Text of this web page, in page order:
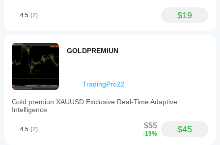
4.5 (2) $19
GOLDPREMIUN
TradingPro22
Gold premiun XAUUSD Exclusive Real-Time Adaptive
Intelligence
4.5 (2) $55
-19% $45